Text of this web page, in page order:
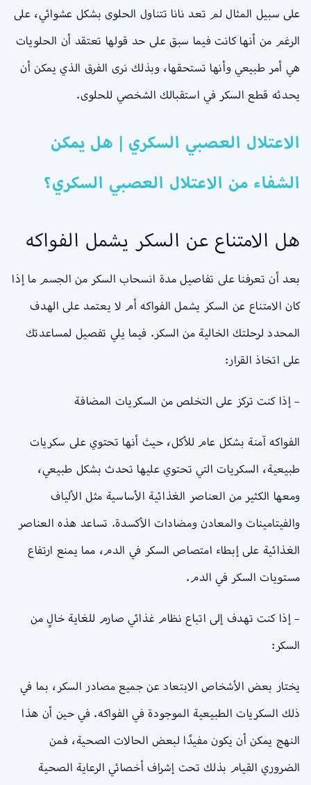
على سبيل المثال لم تعد نانا تتناول الحلوى بشكل عشوائي، على
الرغم من أنها كانت فيما سبق على حد قولها تعتقد أن الحلويات
هي أمر طبيعي وأنها تستحقها، وبذلك نرى الفرق الذي يمكن أن
يحدثه قطع السكر في استقبالك الشخصي للحلوى.
الاعتلال العصبي السكري | هل يمكن
الشفاء من الاعتلال العصبي السكري؟
هل الامتناع عن السكر يشمل الفواكه
بعد أن تعرفنا على تفاصيل مدة انسحاب السكر من الجسم ما إذا
كان الامتناع عن السكر يشمل الفواكه أم لا يعتمد على الهدف
المحدد لرحلتك الخالية من السكر. فيما يلي تفصيل لمساعدتك
على اتخاذ القرار:
– إذا كنت تركز على التخلص من السكريات المضافة
الفواكه آمنة بشكل عام للأكل، حيث أنها تحتوي على سكريات
طبيعية، السكريات التي تحتوي عليها تحدث بشكل طبيعي،
ومعها الكثير من العناصر الغذائية الأساسية مثل الألياف
والفيتامينات والمعادن ومضادات الأكسدة. تساعد هذه العناصر
الغذائية على إبطاء امتصاص السكر في الدم، مما يمنع ارتفاع
مستويات السكر في الدم.
– إذا كنت تهدف إلى اتباع نظام غذائي صارم للغاية خالٍ من
السكر:
يختار بعض الأشخاص الابتعاد عن جميع مصادر السكر، بما في
ذلك السكريات الطبيعية الموجودة في الفواكه. في حين أن هذا
النهج يمكن أن يكون مفيدًا لبعض الحالات الصحية، فمن
الضروري القيام بذلك تحت إشراف أخصائي الرعاية الصحية